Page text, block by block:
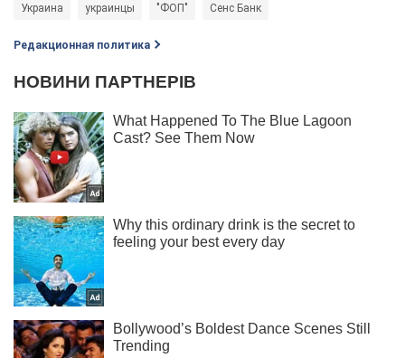
Украина украинцы "ФОП" Сенс Банк
Редакционная политика